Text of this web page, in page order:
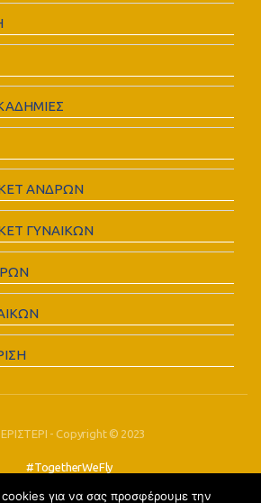
ΑΝΔΡΩΝ
ΓΥΝΑΙΚΩΝ
- Copyright © 2023
#TogetherWeFly
cookies για να σας προσφέρουμε την